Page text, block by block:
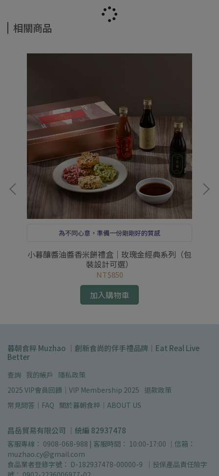
相關商品
為不同心意，準備一份剛剛好的質感
小暮釀醬油醬香米餅禮盒｜玫瑰金經典系列（包
裝設計可選）
NT$850
加入購物車
暮朝食粹 Muzhao ｜創新食尚的伴手禮品牌｜Eat Real Live
Better
查詢 我的帳戶
隱私政策
2025 VIP會員回饋｜VIP Membership 2025 退款政策
常見問答｜FAQ 關於暮朝食粹｜ABOUT US
昌岳貿易有限公司 ｜統編 82937478
客服專線： 0908-068-988 | 客服時間： 10:00-17:00 ｜信箱：
muzhao.cy@gmail.com
食品業者登錄字號： D-182937478-00000-9  ｜投保產品責任險字